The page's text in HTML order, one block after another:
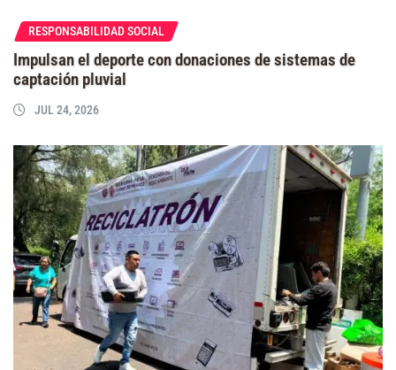
RESPONSABILIDAD SOCIAL
Impulsan el deporte con donaciones de sistemas de
captación pluvial
JUL 24, 2026